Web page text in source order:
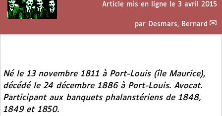
Article mis en ligne le 3 avril 2015
par Desmars, Bernard
Né le 13 novembre 1811 à Port-Louis (île Maurice),
décédé le 24 décembre 1886 à Port-Louis. Avocat.
Participant aux banquets phalanstériens de 1848,
1849 et 1850.